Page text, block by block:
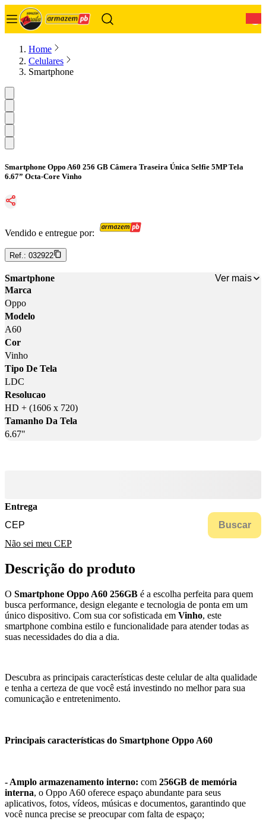
Home
Celulares
Smartphone
Smartphone Oppo A60 256 GB Câmera Traseira Única Selfie 5MP Tela
6.67” Octa-Core Vinho
Vendido e entregue por:
Ref.: 032922
Smartphone
Ver mais
Marca
Oppo
Modelo
A60
Cor
Vinho
Tipo De Tela
LDC
Resolucao
HD + (1606 x 720)
Tamanho Da Tela
6.67"
Entrega
Buscar
Não sei meu CEP
Descrição do produto
O Smartphone Oppo A60 256GB é a escolha perfeita para quem
busca performance, design elegante e tecnologia de ponta em um
único dispositivo. Com sua cor sofisticada em Vinho, este
smartphone combina estilo e funcionalidade para atender todas as
suas necessidades do dia a dia.
Descubra as principais características deste celular de alta qualidade
e tenha a certeza de que você está investindo no melhor para sua
comunicação e entretenimento.
Principais características do Smartphone Oppo A60
- Amplo armazenamento interno: com 256GB de memória
interna, o Oppo A60 oferece espaço abundante para seus
aplicativos, fotos, vídeos, músicas e documentos, garantindo que
você nunca precise se preocupar com falta de espaço;